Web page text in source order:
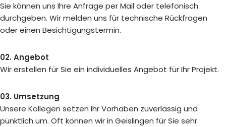
Sie können uns Ihre Anfrage per Mail oder telefonisch
durchgeben. Wir melden uns für technische Rückfragen
oder einen Besichtigungstermin.
02. Angebot
Wir erstellen für Sie ein individuelles Angebot für Ihr Projekt.
03. Umsetzung
Unsere Kollegen setzen Ihr Vorhaben zuverlässig und
pünktlich um. Oft können wir in Geislingen für Sie sehr